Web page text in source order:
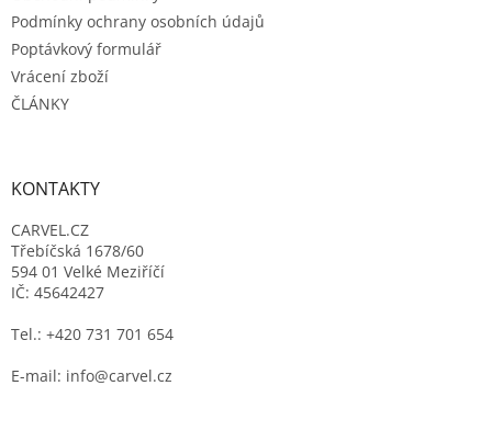
Podmínky ochrany osobních údajů
Poptávkový formulář
Vrácení zboží
ČLÁNKY
KONTAKTY
CARVEL.CZ
Třebíčská 1678/60
594 01 Velké Meziříčí
IČ: 45642427
Tel.: +420 731 701 654
E-mail: info@carvel.cz